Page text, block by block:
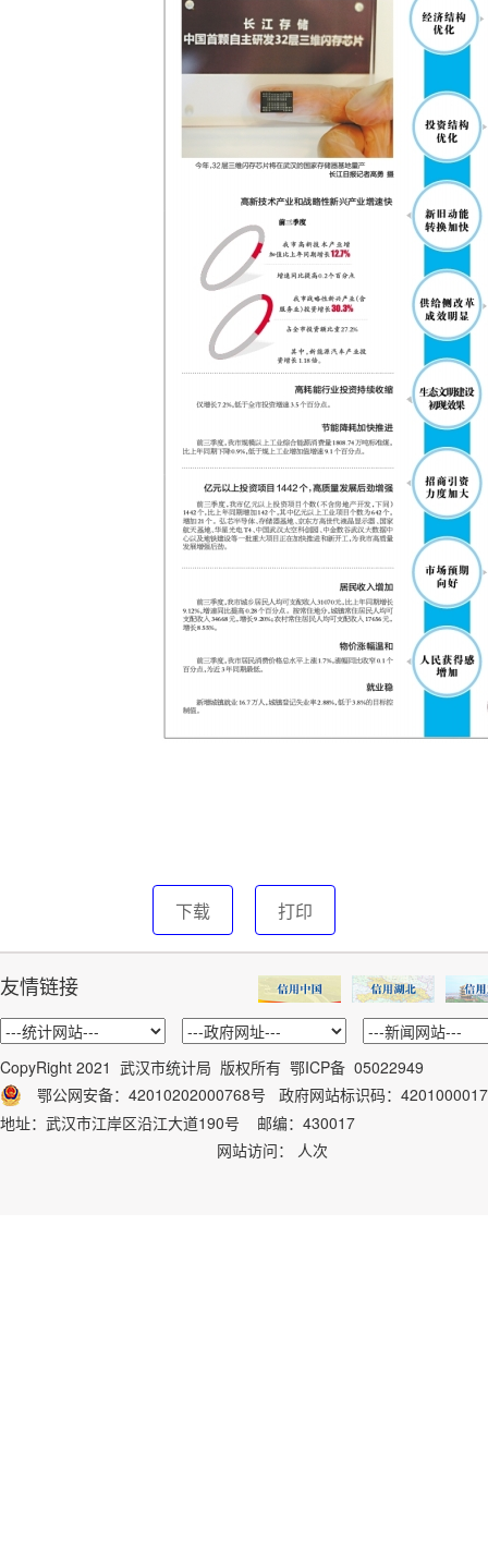
下载 打印
友情链接
CopyRight 2021 武汉市统计局 版权所有 鄂ICP备 05022949
鄂公网安备：42010202000768号 政府网站标识码： 4201000017
地址：武汉市江岸区沿江大道190号 邮编：430017
网站访问： 人次